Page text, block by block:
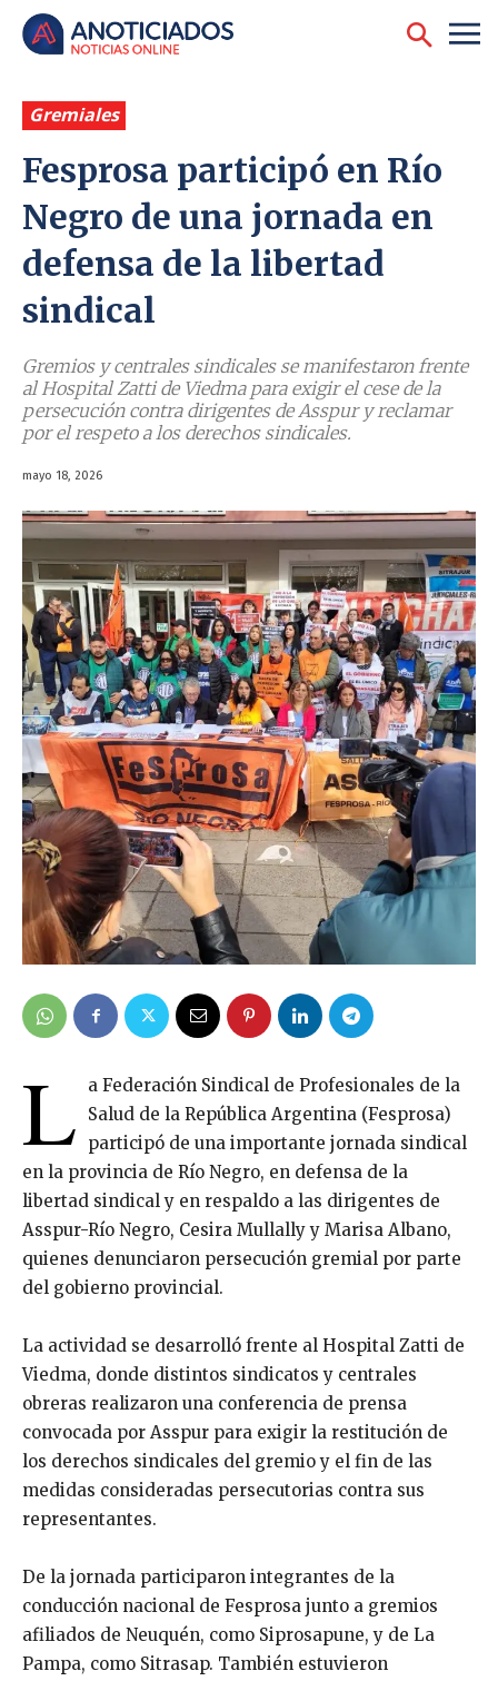
Gremiales
Fesprosa participó en Río
Negro de una jornada en
defensa de la libertad
sindical
Gremios y centrales sindicales se manifestaron frente
al Hospital Zatti de Viedma para exigir el cese de la
persecución contra dirigentes de Asspur y reclamar
por el respeto a los derechos sindicales.
mayo 18, 2026
L
a Federación Sindical de Profesionales de la
Salud de la República Argentina (Fesprosa)
participó de una importante jornada sindical
en la provincia de Río Negro, en defensa de la
libertad sindical y en respaldo a las dirigentes de
Asspur-Río Negro, Cesira Mullally y Marisa Albano,
quienes denunciaron persecución gremial por parte
del gobierno provincial.
La actividad se desarrolló frente al Hospital Zatti de
Viedma, donde distintos sindicatos y centrales
obreras realizaron una conferencia de prensa
convocada por Asspur para exigir la restitución de
los derechos sindicales del gremio y el fin de las
medidas consideradas persecutorias contra sus
representantes.
De la jornada participaron integrantes de la
conducción nacional de Fesprosa junto a gremios
afiliados de Neuquén, como Siprosapune, y de La
Pampa, como Sitrasap. También estuvieron